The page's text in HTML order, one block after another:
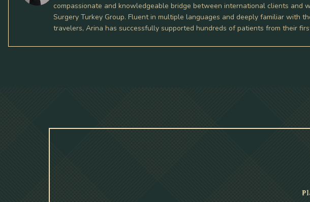
compassionate and knowledgeable bridge between international clients and
Surgery Turkey Group. Fluent in multiple languages and deeply familiar with
travelers, Arina has successfully supported hundreds of patients from their